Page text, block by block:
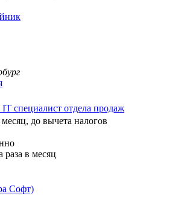
специалист отдела продаж
месяц, до вычета налогов
в месяц
Софт)